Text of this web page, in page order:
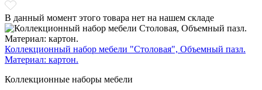
В данный момент этого товара нет на нашем складе
Коллекционный набор мебели "Столовая", Объемный пазл.
Материал: картон.
Коллекционные наборы мебели